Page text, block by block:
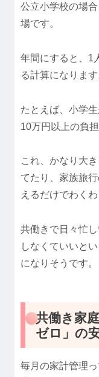
公立小学校の場
場です。
年間にすると、1
る計算になります
たとえば、小学
10万円以上の負
これ、かなり大
てたり、家族旅
えるだけでわく
共働きで日々忙
しなくていいと
になりそうです。
共働き家
ゼロ」の
毎月の家計管理